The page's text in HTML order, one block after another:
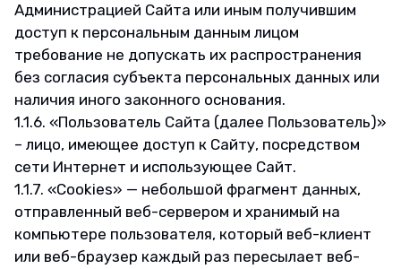
Администрацией Сайта или иным получившим
доступ к персональным данным лицом
требование не допускать их распространения
без согласия субъекта персональных данных или
наличия иного законного основания.
1.1.6. «Пользователь Сайта (далее Пользователь)»
– лицо, имеющее доступ к Сайту, посредством
сети Интернет и использующее Сайт.
1.1.7. «Cookies» — небольшой фрагмент данных,
отправленный веб-сервером и хранимый на
компьютере пользователя, который веб-клиент
или веб-браузер каждый раз пересылает веб-